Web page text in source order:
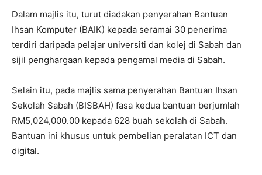
Dalam majlis itu, turut diadakan penyerahan Bantuan
Ihsan Komputer (BAIK) kepada seramai 30 penerima
terdiri daripada pelajar universiti dan kolej di Sabah dan
sijil penghargaan kepada pengamal media di Sabah.
Selain itu, pada majlis sama penyerahan Bantuan Ihsan
Sekolah Sabah (BISBAH) fasa kedua bantuan berjumlah
RM5,024,000.00 kepada 628 buah sekolah di Sabah.
Bantuan ini khusus untuk pembelian peralatan ICT dan
digital.